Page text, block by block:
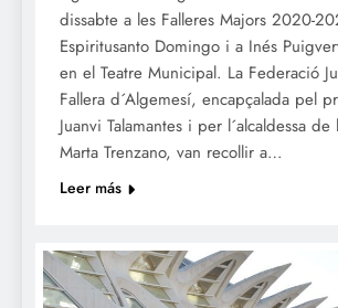
dissabte a les Falleres Majors 2020-
Espiritusanto Domingo i a Inés
en el Teatre Municipal. La Federació
Fallera d´Algemesí, encapçalada pel
Juanvi Talamantes i per l´alcaldessa de
Marta Trenzano, van recollir a…
Leer más